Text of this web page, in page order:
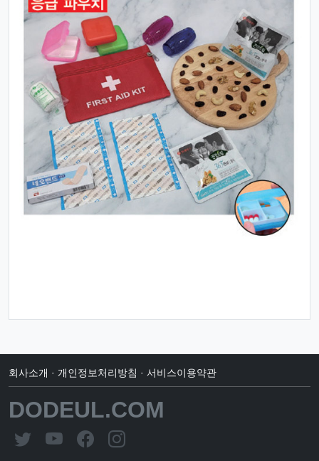
회사소개 · 개인정보처리방침 · 서비스이용약관
DODEUL.COM